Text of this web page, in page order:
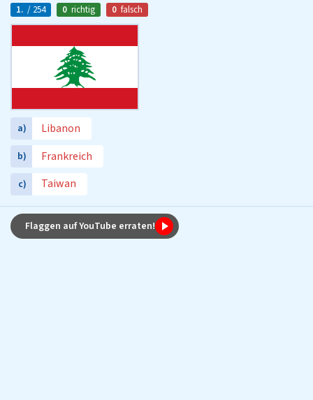
1. / 254 0 richtig 0 falsch
a) Libanon
b) Frankreich
c) Taiwan
Flaggen auf YouTube erraten!